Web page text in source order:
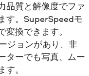
品質と解像度でファ
す。SuperSpeedモ
換できます。
ジョンがあり、非
ターでも写真、ムー
。